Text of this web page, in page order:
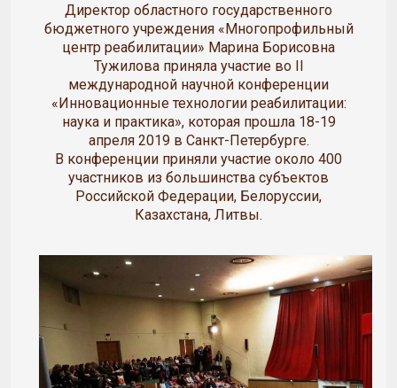
Директор областного государственного
бюджетного учреждения «Многопрофильный
центр реабилитации» Марина Борисовна
Тужилова приняла участие во II
международной научной конференции
«Инновационные технологии реабилитации:
наука и практика», которая прошла 18-19
апреля 2019 в Санкт-Петербурге.
В конференции приняли участие около 400
участников из большинства субъектов
Российской Федерации, Белоруссии,
Казахстана, Литвы.